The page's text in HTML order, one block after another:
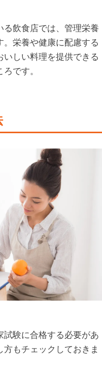
る飲食店では、管理栄養
栄養や健康に配慮する
しい料理を提供できる
です。
験に合格する必要があ
もチェックしておきま